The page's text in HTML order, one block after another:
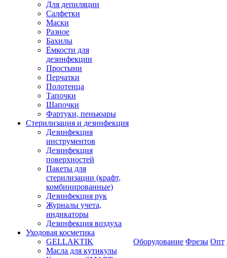
Для депиляции
Салфетки
Маски
Разное
Бахилы
Ёмкости для
дезинфекции
Простыни
Перчатки
Полотенца
Тапочки
Шапочки
Фартуки, пеньюары
Стерилизация и дезинфекция
Дезинфекция
инструментов
Дезинфекция
поверхностей
Пакеты для
стерилизации (крафт,
комбинированные)
Дезинфекция рук
Журналы учета,
индикаторы
Дезинфекция воздуха
Уходовая косметика
GELLAKTIK
Масла для кутикулы
Оборудование Фрезы Опт